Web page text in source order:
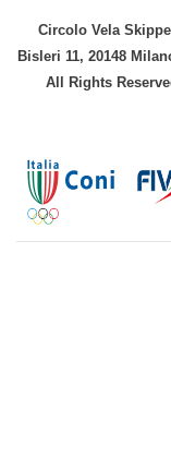
Circolo Vela
Bisleri 11, 20148
All Rights